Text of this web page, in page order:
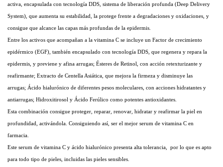
activa, encapsulada con tecnología DDS, sistema de liberación profunda (Deep Delivery
System), que aumenta su estabilidad, la protege frente a degradaciones y oxidaciones, y
consigue que alcance las capas más profundas de la epidermis.
Entre los activos que acompañan a la vitamina C se incluye un Factor de crecimiento
epidérmico (EGF), también encapsulado con tecnología DDS, que regenera y repara la
epidermis, y previene y afina arrugas; Ésteres de Retinol, con acción retexturizante y
reafirmante; Extracto de Centella Asiática, que mejora la firmeza y disminuye las
arrugas; Ácido hialurónico de diferentes pesos moleculares, con acciones hidratantes y
antiarrugas; Hidroxitirosol y Ácido Ferúlico como potentes antioxidantes.
Esta combinación consigue proteger, reparar, renovar, hidratar y reafirmar la piel en
profundidad, activándola. Consiguiendo así, ser el mejor serum de vitamina C en
farmacia.
Este serum de vitamina C y ácido hialurónico presenta alta tolerancia,
por lo que es apto
para todo tipo de pieles, incluidas las pieles sensibles.